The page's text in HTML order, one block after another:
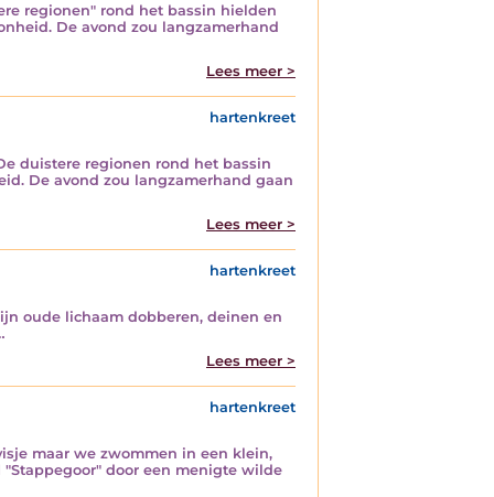
regionen" rond het bassin hielden
De avond zou langzamerhand
Lees meer >
hartenkreet
duistere regionen rond het bassin
De avond zou langzamerhand gaan
Lees meer >
hartenkreet
oude lichaam dobberen, deinen en
Lees meer >
hartenkreet
maar we zwommen in een klein,
door een menigte wilde